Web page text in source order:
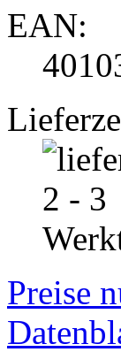
EAN:
Preise